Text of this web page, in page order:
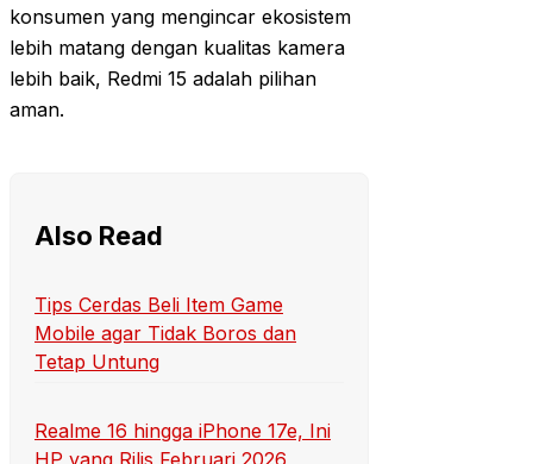
konsumen yang mengincar ekosistem
lebih matang dengan kualitas kamera
lebih baik, Redmi 15 adalah pilihan
aman.
Also Read
Tips Cerdas Beli Item Game
Mobile agar Tidak Boros dan
Tetap Untung
Realme 16 hingga iPhone 17e, Ini